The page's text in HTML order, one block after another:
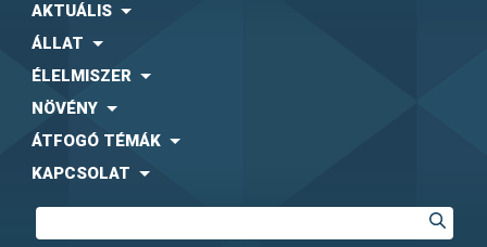
AKTUÁLIS
ÁLLAT
ÉLELMISZER
NÖVÉNY
ÁTFOGÓ TÉMÁK
KAPCSOLAT